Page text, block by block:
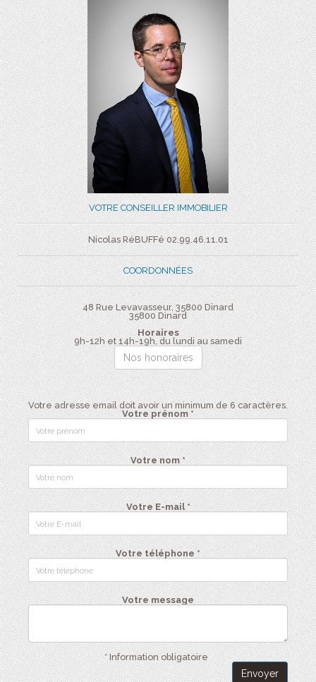
VOTRE CONSEILLER IMMOBILIER
Nicolas RéBUFFé 02.99.46.11.01
COORDONNÉES
48 Rue Levavasseur, 35800 Dinard
35800 Dinard
Horaires
9h-12h et 14h-19h, du lundi au samedi
Nos honoraires
Votre adresse email doit avoir un minimum de 6 caractères.
Votre prénom *
Votre nom *
Votre E-mail *
Votre téléphone *
Votre message
* Information obligatoire
Envoyer